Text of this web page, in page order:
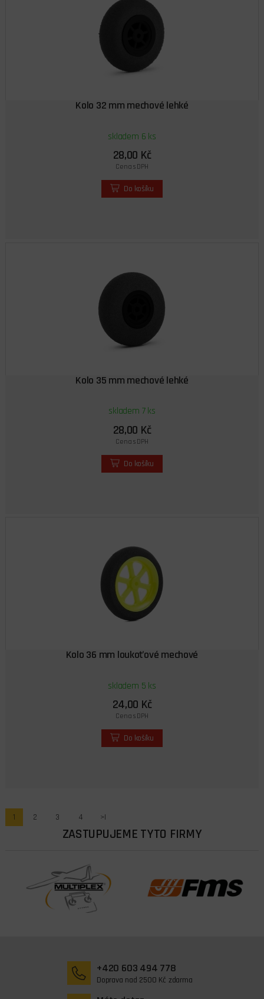
Kolo 32 mm mechové lehké
skladem 6 ks
28,00 Kč
Cena s DPH
Do košíku
Kolo 35 mm mechové lehké
skladem 7 ks
28,00 Kč
Cena s DPH
Do košíku
Kolo 36 mm loukoťové mechové
skladem 5 ks
24,00 Kč
Cena s DPH
Do košíku
1 2 3 4 >|
ZASTUPUJEME TYTO FIRMY
+420 603 494 778
Doprava nad 2500 Kč zdarma